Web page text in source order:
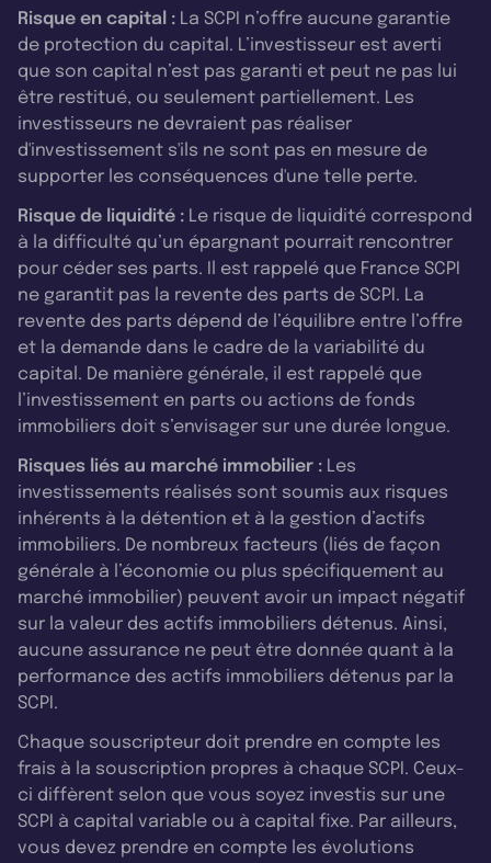
Risque en capital : La SCPI n’offre aucune garantie
de protection du capital. L’investisseur est averti
que son capital n’est pas garanti et peut ne pas lui
être restitué, ou seulement partiellement. Les
investisseurs ne devraient pas réaliser
d'investissement s'ils ne sont pas en mesure de
supporter les conséquences d'une telle perte.
Risque de liquidité : Le risque de liquidité correspond
à la difficulté qu’un épargnant pourrait rencontrer
pour céder ses parts. Il est rappelé que France SCPI
ne garantit pas la revente des parts de SCPI. La
revente des parts dépend de l’équilibre entre l’offre
et la demande dans le cadre de la variabilité du
capital. De manière générale, il est rappelé que
l’investissement en parts ou actions de fonds
immobiliers doit s’envisager sur une durée longue.
Risques liés au marché immobilier : Les
investissements réalisés sont soumis aux risques
inhérents à la détention et à la gestion d’actifs
immobiliers. De nombreux facteurs (liés de façon
générale à l’économie ou plus spécifiquement au
marché immobilier) peuvent avoir un impact négatif
sur la valeur des actifs immobiliers détenus. Ainsi,
aucune assurance ne peut être donnée quant à la
performance des actifs immobiliers détenus par la
SCPI.
Chaque souscripteur doit prendre en compte les
frais à la souscription propres à chaque SCPI. Ceux-
ci diffèrent selon que vous soyez investis sur une
SCPI à capital variable ou à capital fixe. Par ailleurs,
vous devez prendre en compte les évolutions